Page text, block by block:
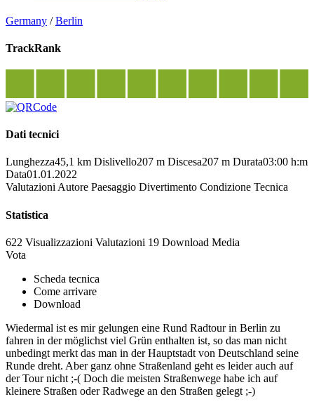
Germany /Berlin
TrackRank
Dati tecnici
Lunghezza45,1 km Dislivello207 m Discesa207 m Durata03:00 h:m
Data01.01.2022
Valutazioni Autore Paesaggio Divertimento Condizione Tecnica
Statistica
622 Visualizzazioni Valutazioni 19 Download Media
Vota
Scheda tecnica
Come arrivare
Download
Wiedermal ist es mir gelungen eine Rund Radtour in Berlin zu
fahren in der möglichst viel Grün enthalten ist, so das man nicht
unbedingt merkt das man in der Hauptstadt von Deutschland seine
Runde dreht. Aber ganz ohne Straßenland geht es leider auch auf
der Tour nicht ;-( Doch die meisten Straßenwege habe ich auf
kleinere Straßen oder Radwege an den Straßen gelegt ;-)